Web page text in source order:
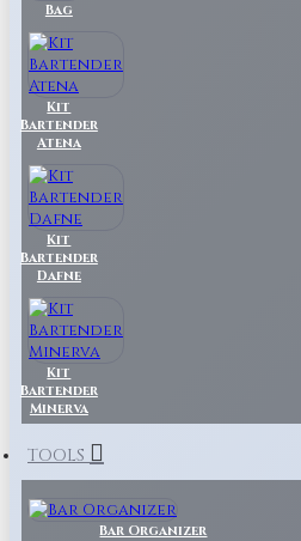
Bag
Kit
Bartender
Atena
Kit
Bartender
Dafne
Kit
Bartender
Minerva
TOOLS
Bar Organizer